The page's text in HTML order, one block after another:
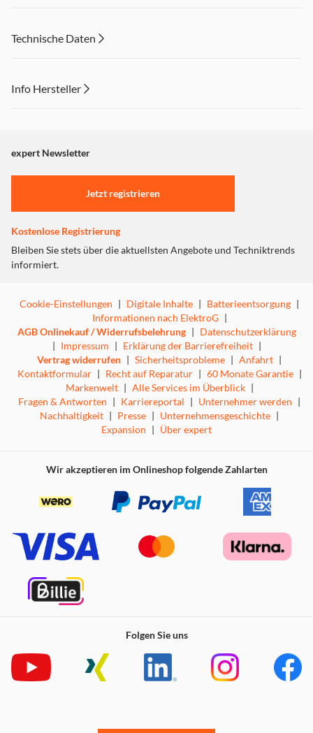
Technische Daten
Info Hersteller
"Marketing".
Einstellungen anpassen
expert Newsletter
Jetzt registrieren
Kostenlose Registrierung
Bleiben Sie stets über die aktuellsten Angebote und Techniktrends
informiert.
Cookie-Einstellungen | Digitale Inhalte | Batterieentsorgung |
Informationen nach ElektroG |
AGB Onlinekauf / Widerrufsbelehrung | Datenschutzerklärung
| Impressum | Erklärung der Barrierefreiheit |
Vertrag widerrufen | Sicherheitsprobleme | Anfahrt |
Kontaktformular | Recht auf Reparatur | 60 Monate Garantie |
Markenwelt | Alle Services im Überblick |
Fragen & Antworten | Karriereportal | Unternehmer werden |
Nachhaltigkeit | Presse | Unternehmensgeschichte |
Expansion | Über expert
Wir akzeptieren im Onlineshop folgende Zahlarten
Folgen Sie uns